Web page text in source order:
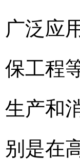
广泛应
保工程
生产和
别是在